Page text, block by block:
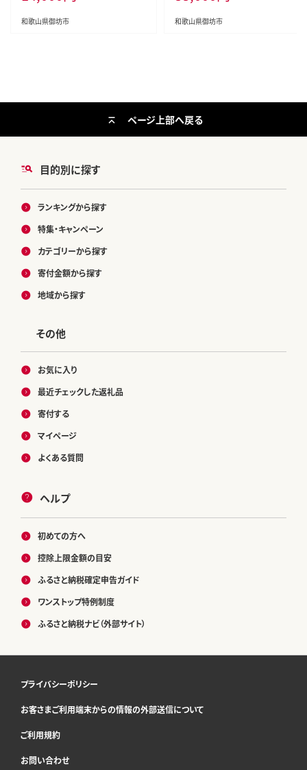
和歌山県御坊市 和歌山県御坊市
目的別に探す
ランキングから探す
特集・キャンペーン
カテゴリーから探す
寄付金額から探す
地域から探す
その他
お気に入り
最近チェックした返礼品
寄付する
マイページ
よくある質問
ヘルプ
初めての方へ
控除上限金額の目安
ふるさと納税確定申告ガイド
ワンストップ特例制度
ふるさと納税ナビ（外部サイト）
ページ上部へ戻る
プライバシーポリシー
お客さまご利用端末からの情報の外部送信について
ご利用規約
お問い合わせ